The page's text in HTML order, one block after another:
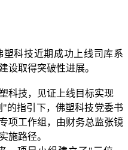
科技近期成功上线司库系
设取得突破性进展。
科技，见证上线目标实现
指引下，佛塑科技党委书
项工作组，由财务总监张镜
施路径。